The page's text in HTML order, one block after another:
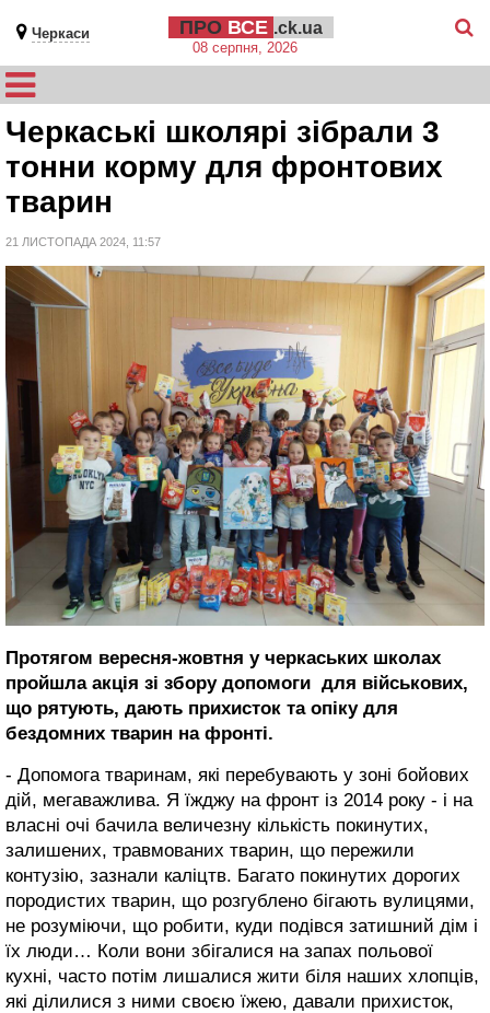
Черкаси ПРО ВСЕ .ck.ua
08 серпня, 2026
Черкаські школярі зібрали 3
тонни корму для фронтових
тварин
21 ЛИСТОПАДА 2024, 11:57
Протягом вересня-жовтня у черкаських школах
пройшла акція зі збору допомоги для військових,
що рятують, дають прихисток та опіку для
бездомних тварин на фронті.
- Допомога тваринам, які перебувають у зоні бойових
дій, мегаважлива. Я їжджу на фронт із 2014 року - і на
власні очі бачила величезну кількість покинутих,
залишених, травмованих тварин, що пережили
контузію, зазнали каліцтв. Багато покинутих дорогих
породистих тварин, що розгублено бігають вулицями,
не розуміючи, що робити, куди подівся затишний дім і
їх люди… Коли вони збігалися на запах польової
кухні, часто потім лишалися жити біля наших хлопців,
які ділилися з ними своєю їжею, давали прихисток,